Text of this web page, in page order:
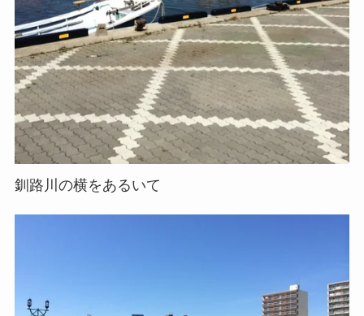
釧路川の横をあるいて